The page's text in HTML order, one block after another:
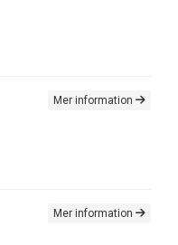
Mer information
Mer information